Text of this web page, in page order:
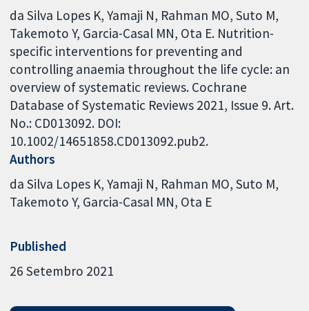
da Silva Lopes K, Yamaji N, Rahman MO, Suto M,
Takemoto Y, Garcia-Casal MN, Ota E. Nutrition-
specific interventions for preventing and
controlling anaemia throughout the life cycle: an
overview of systematic reviews. Cochrane
Database of Systematic Reviews 2021, Issue 9. Art.
No.: CD013092. DOI:
10.1002/14651858.CD013092.pub2.
Authors
da Silva Lopes K Yamaji N Rahman MO Suto M
Takemoto Y Garcia-Casal MN Ota E
Published
26 Setembro 2021